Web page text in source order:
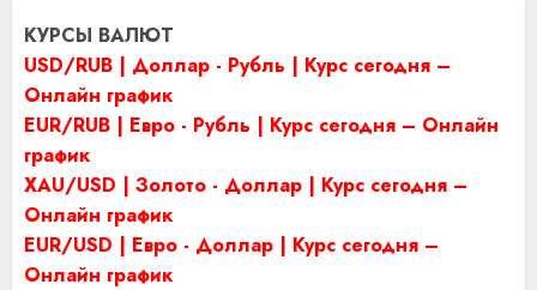
КУРСЫ ВАЛЮТ
USD/RUB | Доллар - Рубль | Курс сегодня –
Онлайн график
EUR/RUB | Евро - Рубль | Курс сегодня – Онлайн
график
XAU/USD | Золото - Доллар | Курс сегодня –
Онлайн график
EUR/USD | Евро - Доллар | Курс сегодня –
Онлайн график